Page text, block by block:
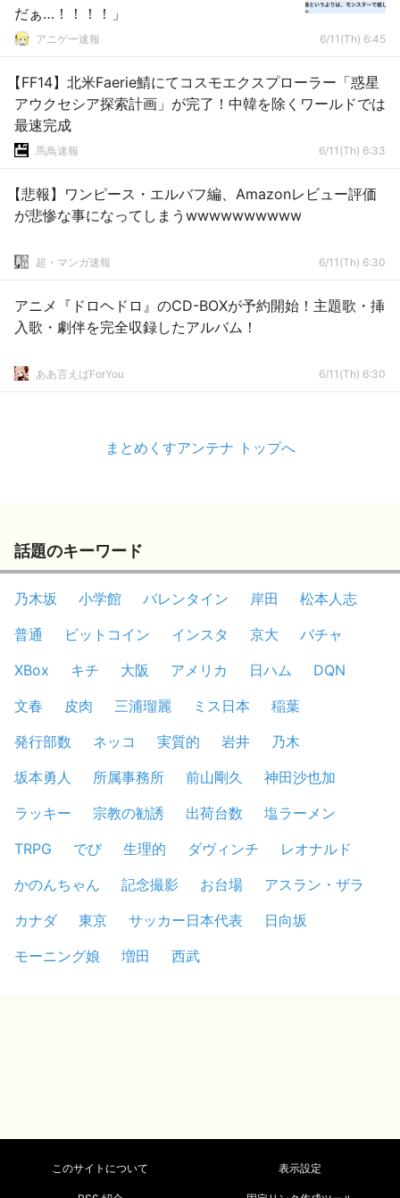
だぁ…！！！！」
アニゲー速報 6/11(Th) 6:45
【FF14】北米Faerie鯖にてコスモエクスプローラー「惑星
アウクセシア探索計画」が完了！中韓を除くワールドでは
最速完成
馬鳥速報 6/11(Th) 6:33
【悲報】ワンピース・エルバフ編、Amazonレビュー評価
が悲惨な事になってしまうwwwwwwwwww
超・マンガ速報 6/11(Th) 6:30
アニメ『ドロヘドロ』のCD-BOXが予約開始！主題歌・挿
入歌・劇伴を完全収録したアルバム！
ああ言えばForYou 6/11(Th) 6:30
まとめくすアンテナ トップへ
話題のキーワード
乃木坂 小学館 バレンタイン 岸田
松本人志
普通
ビットコイン インスタ 京大
バチャ
XBox
キチ 大阪 アメリカ 日ハム
DQN
文春
皮肉 三浦瑠麗 ミス日本
稲葉
発行部数
ネッコ 実質的 岩井
乃木
坂本勇人
所属事務所 前山剛久
神田沙也加
ラッキー
宗教の勧誘 出荷台数
塩ラーメン
TRPG
でび 生理的 ダヴィンチ
レオナルド
かのんちゃん
記念撮影 お台場
アスラン・ザラ
カナダ
東京 サッカー日本代表
日向坂
モーニング娘
増田 西武
このサイトについて 表示設定